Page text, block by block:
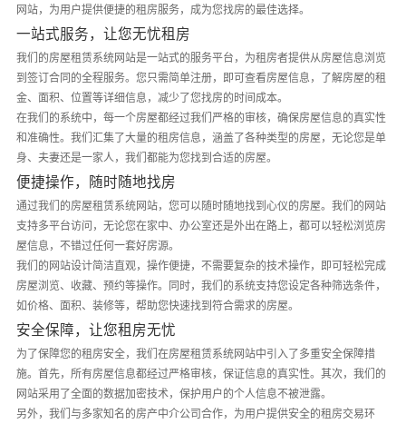
网站，为用户提供便捷的租房服务，成为您找房的最佳选择。
一站式服务，让您无忧租房
我们的房屋租赁系统网站是一站式的服务平台，为租房者提供从房屋信息浏览
到签订合同的全程服务。您只需简单注册，即可查看房屋信息，了解房屋的租
金、面积、位置等详细信息，减少了您找房的时间成本。
在我们的系统中，每一个房屋都经过我们严格的审核，确保房屋信息的真实性
和准确性。我们汇集了大量的租房信息，涵盖了各种类型的房屋，无论您是单
身、夫妻还是一家人，我们都能为您找到合适的房屋。
便捷操作，随时随地找房
通过我们的房屋租赁系统网站，您可以随时随地找到心仪的房屋。我们的网站
支持多平台访问，无论您在家中、办公室还是外出在路上，都可以轻松浏览房
屋信息，不错过任何一套好房源。
我们的网站设计简洁直观，操作便捷，不需要复杂的技术操作，即可轻松完成
房屋浏览、收藏、预约等操作。同时，我们的系统支持您设定各种筛选条件，
如价格、面积、装修等，帮助您快速找到符合需求的房屋。
安全保障，让您租房无忧
为了保障您的租房安全，我们在房屋租赁系统网站中引入了多重安全保障措
施。首先，所有房屋信息都经过严格审核，保证信息的真实性。其次，我们的
网站采用了全面的数据加密技术，保护用户的个人信息不被泄露。
另外，我们与多家知名的房产中介公司合作，为用户提供安全的租房交易环